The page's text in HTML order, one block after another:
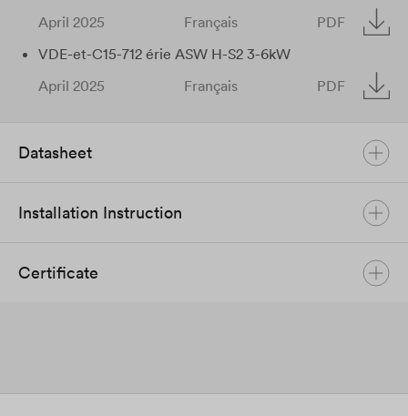
April 2025
Français
PDF
VDE-et-C15-712 érie ASW H-S2 3-6kW​
April 2025
Français PDF
Datasheet
Fiche Technique ASW H-S2 3-6kW
Installation Instruction
Certificate